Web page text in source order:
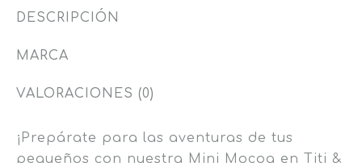
DESCRIPCIÓN
MARCA
VALORACIONES (0)
¡Prepárate para las aventuras de tus
pequeños con nuestra Mini Mocoa en Titi &